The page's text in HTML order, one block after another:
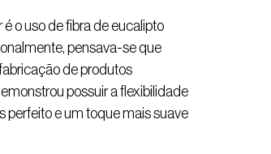
o uso de fibra de eucalipto
pensava-se que
de produtos
possuir a flexibilidade
perfeito e um toque mais suave